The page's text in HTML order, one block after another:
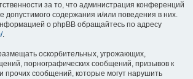
за то, что администрация конференций
допустимого содержания и/или поведения в них.
о phpBB обращайтесь по адресу
.
оскорбительных, угрожающих,
порнографических сообщений, призывов к
прочих сообщений, которые могут нарушить